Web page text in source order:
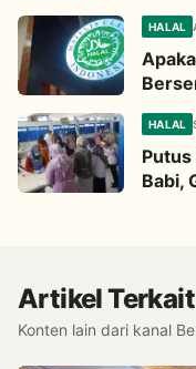
HALAL
Ini
HALAL
Putus
Babi,
Artikel Terkait
Konten lain dari kanal